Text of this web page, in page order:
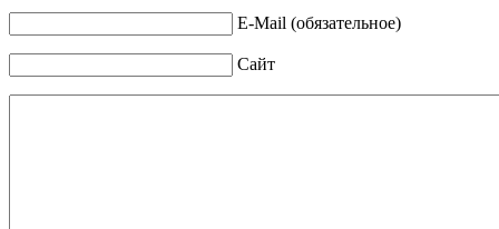
E-Mail (обязательное)
Сайт